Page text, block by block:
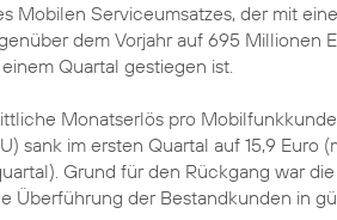
Mobilen Serviceumsatzes, der mit
dem Vorjahr auf 695 Millionen
Quartal gestiegen ist.
Monatserlös pro
sank im ersten Quartal auf 15,9 Euro
Grund für den Rückgang war
Überführung der Bestandkunden in